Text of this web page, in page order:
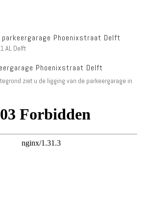
Phoenixstraat Delft
AL Delft
Phoenixstraat Delft
ziet u de ligging van de parkeergarage in